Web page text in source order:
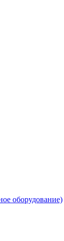
оборудование)